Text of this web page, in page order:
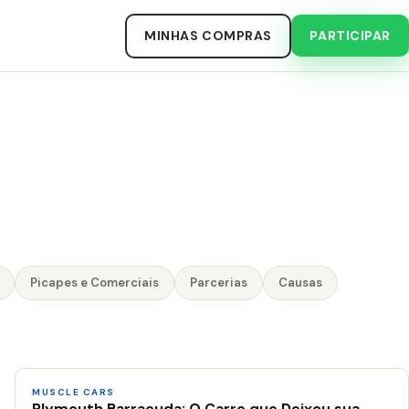
MINHAS COMPRAS PARTICIPAR
Picapes e Comerciais Parcerias Causas
MUSCLE CARS